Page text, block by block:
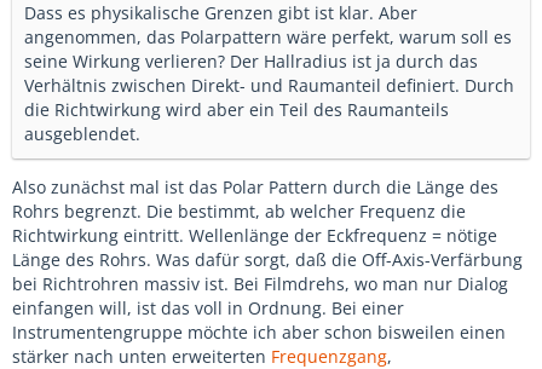
Dass es physikalische Grenzen gibt ist klar. Aber
angenommen, das Polarpattern wäre perfekt, warum soll es
seine Wirkung verlieren? Der Hallradius ist ja durch das
Verhältnis zwischen Direkt- und Raumanteil definiert. Durch
die Richtwirkung wird aber ein Teil des Raumanteils
ausgeblendet.
Also zunächst mal ist das Polar Pattern durch die Länge des
Rohrs begrenzt. Die bestimmt, ab welcher Frequenz die
Richtwirkung eintritt. Wellenlänge der Eckfrequenz = nötige
Länge des Rohrs. Was dafür sorgt, daß die Off-Axis-Verfärbung
bei Richtrohren massiv ist. Bei Filmdrehs, wo man nur Dialog
einfangen will, ist das voll in Ordnung. Bei einer
Instrumentengruppe möchte ich aber schon bisweilen einen
stärker nach unten erweiterten Frequenzgang,